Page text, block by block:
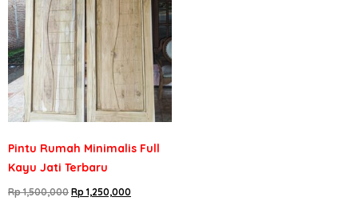
Pintu Rumah Minimalis Full
Kayu Jati Terbaru
Rp1,500,000 Rp 1,250,000